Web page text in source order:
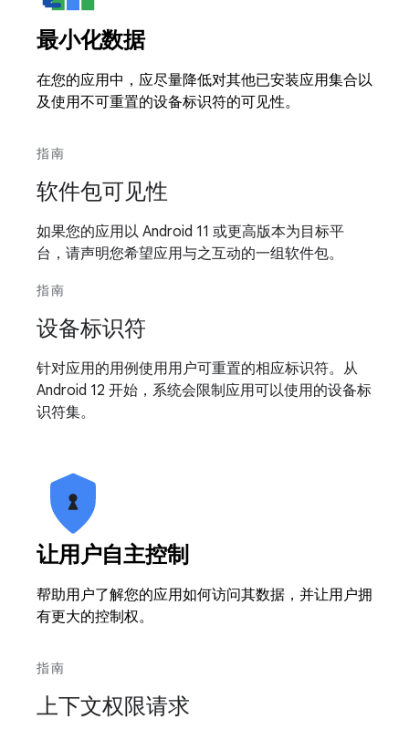
最小化数据
在您的应用中，应尽量降低对其他已安装应用集合以
及使用不可重置的设备标识符的可见性。
指南
软件包可见性
如果您的应用以 Android 11 或更高版本为目标平
台，请声明您希望应用与之互动的一组软件包。
指南
设备标识符
针对应用的用例使用用户可重置的相应标识符。从
Android 12 开始，系统会限制应用可以使用的设备标
识符集。
让用户自主控制
帮助用户了解您的应用如何访问其数据，并让用户拥
有更大的控制权。
指南
上下文权限请求